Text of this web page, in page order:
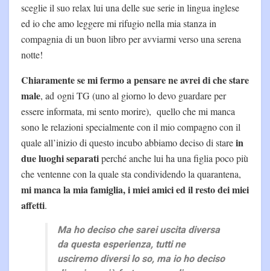
sceglie il suo relax lui una delle sue serie in lingua inglese
ed io che amo leggere mi rifugio nella mia stanza in
compagnia di un buon libro per avviarmi verso una serena
notte!
Chiaramente se mi fermo a pensare ne avrei di che stare
male, ad ogni TG (uno al giorno lo devo guardare per
essere informata, mi sento morire), quello che mi manca
sono le relazioni specialmente con il mio compagno con il
quale all’inizio di questo incubo abbiamo deciso di starein
due luoghi separatiperché anche lui ha una figlia poco più
che ventenne con la quale sta condividendo la quarantena,
mi manca la mia famiglia, i miei amici ed il resto dei miei
affetti.
Ma ho deciso che sarei uscita diversa
da questa esperienza, tutti ne
usciremo diversi lo so, ma io ho deciso